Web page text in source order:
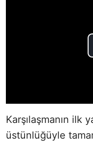
Karşılaşmanın ilk
üstünlüğüyle